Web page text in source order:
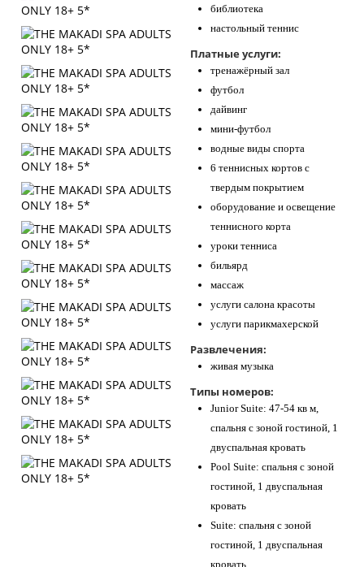
библиотека
настольный теннис
Платные услуги:
тренажёрный зал
футбол
дайвинг
мини-футбол
водные виды спорта
6 теннисных кортов с
твердым покрытием
оборудование и освещение
теннисного корта
уроки тенниса
бильярд
массаж
услуги салона красоты
услуги парикмахерской
Развлечения:
живая музыка
Типы номеров:
Junior Suite: 47-54 кв м,
спальня с зоной гостиной, 1
двуспальная кровать
Pool Suite: спальня с зоной
гостиной, 1 двуспальная
кровать
Suite: спальня с зоной
гостиной, 1 двуспальная
кровать